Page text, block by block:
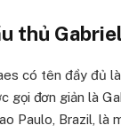
thủ
có tên đầy đủ
gọi đơn giản là
Paulo, Brazil, là